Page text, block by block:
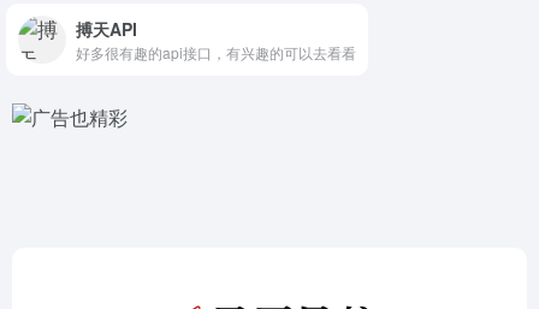
搏天API
好多很有趣的api接口，有兴趣的可以去看看